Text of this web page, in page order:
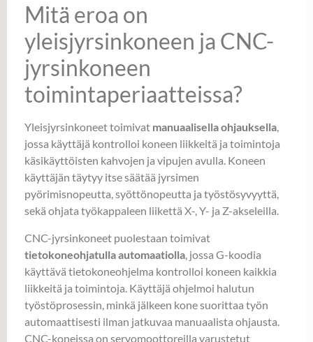
Mitä eroa on
yleisjyrsinkoneen ja CNC-
jyrsinkoneen
toimintaperiaatteissa?
Yleisjyrsinkoneet toimivat manuaalisella ohjauksella,
jossa käyttäjä kontrolloi koneen liikkeitä ja toimintoja
käsikäyttöisten kahvojen ja vipujen avulla. Koneen
käyttäjän täytyy itse säätää jyrsimen
pyörimisnopeutta, syöttönopeutta ja työstösyvyyttä,
sekä ohjata työkappaleen liikettä X-, Y- ja Z-akseleilla.
CNC-jyrsinkoneet puolestaan toimivat
tietokoneohjatulla automaatiolla , jossa G-koodia
käyttävä tietokoneohjelma kontrolloi koneen kaikkia
liikkeitä ja toimintoja. Käyttäjä ohjelmoi halutun
työstöprosessin, minkä jälkeen kone suorittaa työn
automaattisesti ilman jatkuvaa manuaalista ohjausta.
CNC-koneissa on servomoottoreilla varustetut